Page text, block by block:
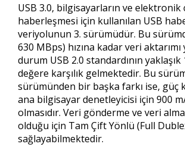
USB 3.0, bilgisayarların ve elektronik
haberleşmesi için kullanılan USB
veriyolunun 3. sürümüdür. Bu
630 MBps) hızına kadar veri
durum USB 2.0 standardının
değere karşılık gelmektedir. Bu
sürümünden bir başka farkı ise, güç
ana bilgisayar denetleyicisi için 900
olmasıdır. Veri gönderme ve veri
olduğu için Tam Çift Yönlü (Full
sağlayabilmektedir.